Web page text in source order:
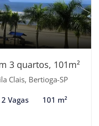
3 quartos, 101m²
Clais, Bertioga-SP
2 Vagas 101 m²